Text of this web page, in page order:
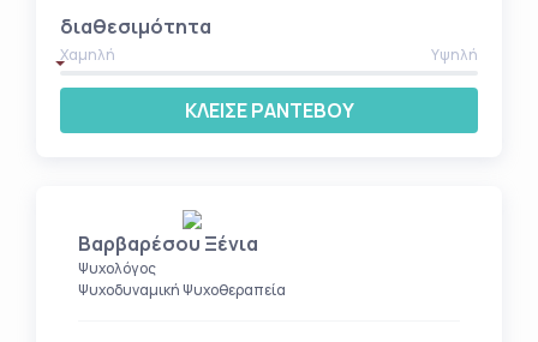
ΚΛΕΙΣΕ ΡΑΝΤΕΒΟΥ
διαθεσιμότητα
Χαμηλή Υψηλή
Βαρβαρέσου Ξένια
Ψυχολόγος
Ψυχοδυναμική Ψυχοθεραπεία